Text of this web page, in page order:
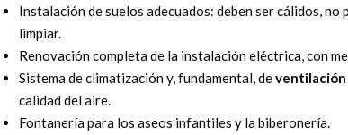
Instalación de suelos adecuados: deben ser cálidos,
limpiar.
Renovación completa de la instalación eléctrica, con
Sistema de climatización y, fundamental, deventilación
calidad del aire.
Fontanería para los aseos infantiles y la biberonería.